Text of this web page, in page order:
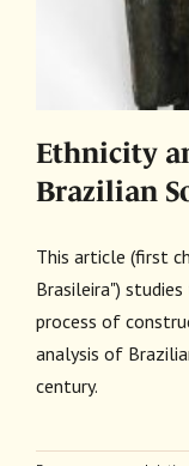
Ethnicity
Brazilian
This article (first
Brasileira")
process of
analysis of
century.